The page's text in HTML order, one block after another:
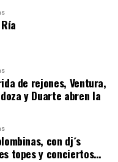
2026
de rejones, Ventura,
y Duarte abren la
con dj´s
topes y conciertos…